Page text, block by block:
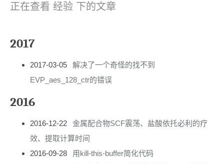
正在查看 经验 下的文章
2017
2017-03-05
解决了一个奇怪的找不到
EVP_aes_128_ctr的错误
2016
2016-12-22
金属配合物SCF震荡、盐酸依托必利的疗
效、提取计算时间
2016-09-28
用kill-this-buffer简化代码